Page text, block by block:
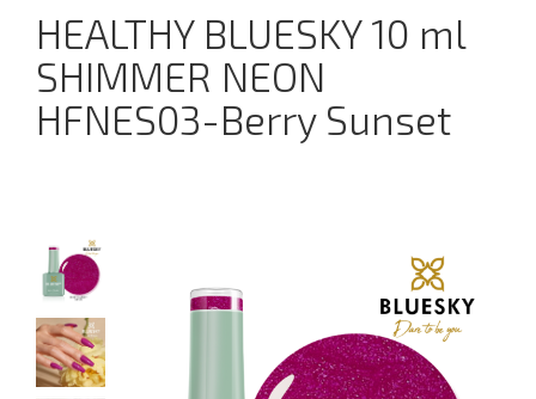
HEALTHY BLUESKY 10 ml
SHIMMER NEON
HFNES03-Berry Sunset